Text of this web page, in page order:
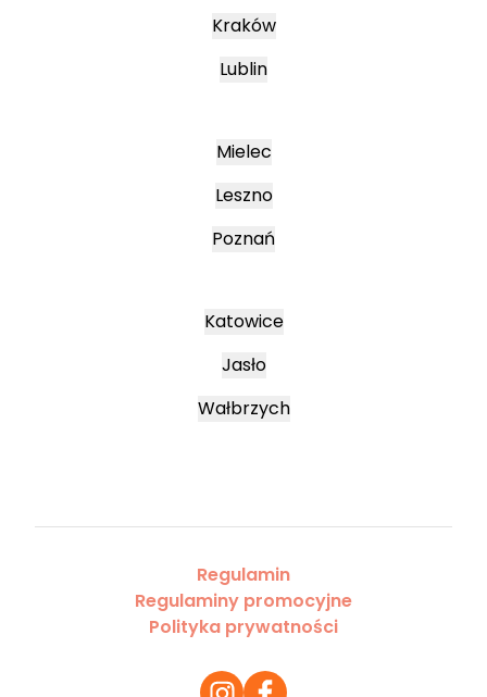
Kraków
Lublin
Mielec
Leszno
Poznań
Katowice
Jasło
Wałbrzych
Regulamin
Regulaminy promocyjne
Polityka prywatności